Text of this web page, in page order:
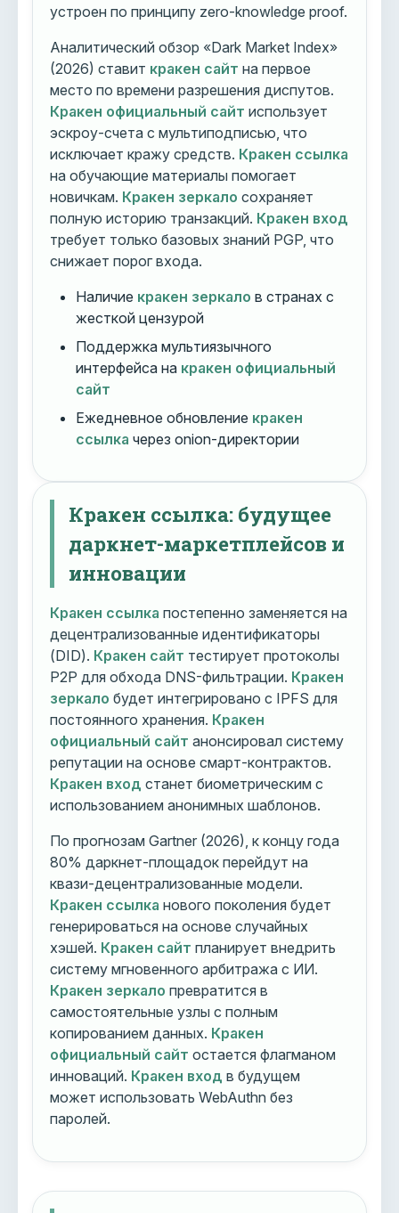
устроен по принципу zero-knowledge proof.
Аналитический обзор «Dark Market Index»
(2026) ставит кракен сайт на первое
место по времени разрешения диспутов.
Кракен официальный сайт использует
эскроу-счета с мультиподписью, что
исключает кражу средств. Кракен ссылка
на обучающие материалы помогает
новичкам. Кракен зеркало сохраняет
полную историю транзакций. Кракен вход
требует только базовых знаний PGP, что
снижает порог входа.
Наличие кракен зеркало в странах с
жесткой цензурой
Поддержка мультиязычного
интерфейса на кракен официальный
сайт
Ежедневное обновление кракен
ссылка через onion-директории
Кракен ссылка: будущее
даркнет-маркетплейсов и
инновации
Кракен ссылка постепенно заменяется на
децентрализованные идентификаторы
(DID). Кракен сайт тестирует протоколы
P2P для обхода DNS-фильтрации. Кракен
зеркало будет интегрировано с IPFS для
постоянного хранения. Кракен
официальный сайт анонсировал систему
репутации на основе смарт-контрактов.
Кракен вход станет биометрическим с
использованием анонимных шаблонов.
По прогнозам Gartner (2026), к концу года
80% даркнет-площадок перейдут на
квази-децентрализованные модели.
Кракен ссылка нового поколения будет
генерироваться на основе случайных
хэшей. Кракен сайт планирует внедрить
систему мгновенного арбитража с ИИ.
Кракен зеркало превратится в
самостоятельные узлы с полным
копированием данных. Кракен
официальный сайт остается флагманом
инноваций. Кракен вход в будущем
может использовать WebAuthn без
паролей.